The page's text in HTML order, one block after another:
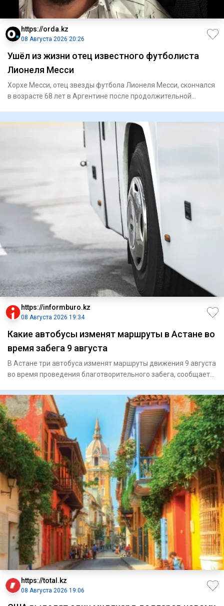
https://orda.kz
08 Августа 2026 20:26
Ушёл из жизни отец известного футболиста
Лионеля Месси
Хорхе Месси, отец звезды футбола Лионеля Месси, скончался
в возрасте 68 лет в Аргентине после продолжительной
https://informburo.kz
08 Августа 2026 19:34
Какие автобусы изменят маршруты в Астане во
время забега 9 августа
В Астане три автобуса изменят маршруты движения 9 августа
во время проведения благотворительного забега, сообщает
https://total.kz
08 Августа 2026 19:06